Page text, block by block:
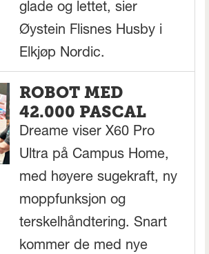
glade og lettet, sier
Øystein Flisnes Husby i
Elkjøp Nordic.
ROBOT MED
42.000 PASCAL
Dreame viser X60 Pro
Ultra på Campus Home,
med høyere sugekraft, ny
moppfunksjon og
terskelhåndtering. Snart
kommer de med nye